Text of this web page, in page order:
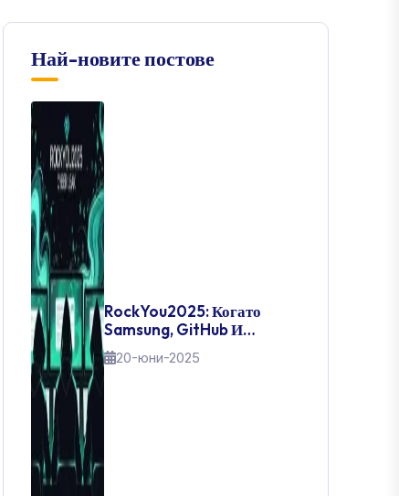
Най-новите постове
RockYou2025: Когато
Samsung, GitHub И
Правителства Паднаха –
Денят, В Който 16
20-юни-2025